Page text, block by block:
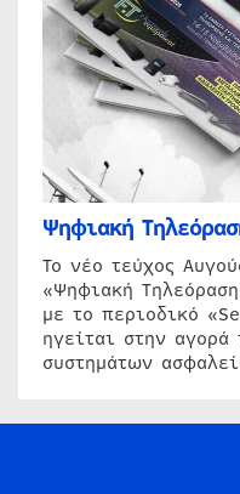
Ψηφιακή
Το νέο τεύχος
«Ψηφιακή
με το περιοδικό
ηγείται στην
συστημάτων